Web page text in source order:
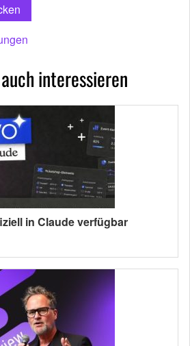
interessieren
in Claude verfügbar